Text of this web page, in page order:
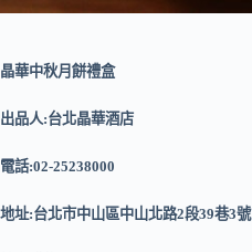
晶華中秋月餅禮盒
出品人:台北晶華酒店
電話:02-25238000
地址:台北市中山區中山北路2段39巷3號